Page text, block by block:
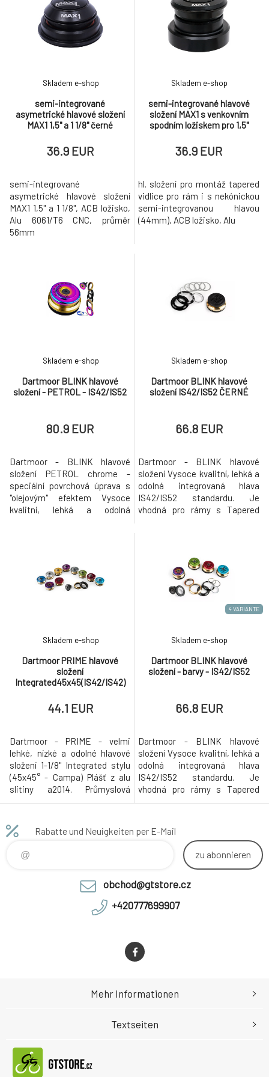
semi-integrované
asymetrické hlavové složení
MAX1 1,5" a 1 1/8" černé
Skladem e-shop
36.9 EUR
semi-integrované
asymetrické hlavové složení
MAX1 1,5" a 1 1/8", ACB ložisko,
Alu 6061/T6 CNC, průměr
56mm
semi-integrované hlavové
složení MAX1 s venkovním
spodním ložiskem pro 1,5"
Skladem e-shop
36.9 EUR
hl. složení pro montáž tapered
vidlice pro rám i s nekónickou
semi-integrovanou hlavou
(44mm), ACB ložisko, Alu
Dartmoor BLINK hlavové
složení - PETROL - IS42/IS52
Skladem e-shop
80.9 EUR
Dartmoor - BLINK hlavové
složení PETROL chrome -
speciální povrchová úprava s
"olejovým" efektem Vysoce
kvalitní, lehká a odolná
Tapered krkem: nahoře 1-1/8",
dole 1.5" nebo - se standardním
krkem: nahoře 1-1/8", dole
Dartmoor BLINK hlavové
složení IS42/IS52 ČERNÉ
Skladem e-shop
66.8 EUR
Dartmoor - BLINK hlavové
složení Vysoce kvalitní, lehká a
odolná integrovaná hlava
IS42/IS52 standardu. Je
vhodná pro rámy s Tapered
nebo - se standardním krkem:
nahoře 1-1/8", dole 1-1/8" Ultra
nízký profil Tělo a víčko z
materiálu alu 6061 T6.
Dartmoor PRIME hlavové
složení
Integrated45x45(IS42/IS42)
Skladem e-shop
44.1 EUR
Dartmoor - PRIME - velmi
lehké, nízké a odolné hlavové
složení 1-1/8" Integrated stylu
(45x45° - Campa) Plášť z alu
slitiny a2014. Průmyslová
ložiska z nerez CrMo oceli s
Dolní ložisko Oversize -
zvýšená trvanlivost a odolnost.
Součástí balení je speciálně
designované víčko Ride Your
4 VARIANTE
Dartmoor BLINK hlavové
složení - barvy - IS42/IS52
Skladem e-shop
66.8 EUR
Dartmoor - BLINK hlavové
složení Vysoce kvalitní, lehká a
odolná integrovaná hlava
IS42/IS52 standardu. Je
vhodná pro rámy s Tapered
hlavovou trubkou a vidlice s
nebo - se standardním krkem:
nahoře 1-1/8", dole 1-1/8" Ultra
nízký profil Tělo a víčko z
materiálu alu 6061 T6.
Rabatte und Neuigkeiten per E-Mail
zu abonnieren
obchod@gtstore.cz
+420777699907
Mehr Informationen
Textseiten